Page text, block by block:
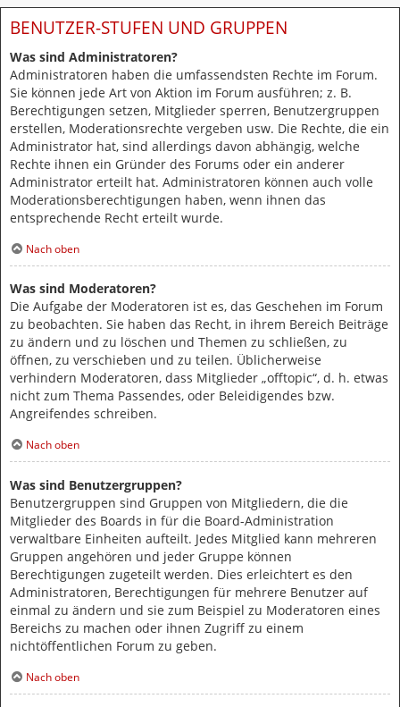
BENUTZER-STUFEN UND GRUPPEN
Was sind Administratoren?
Administratoren haben die umfassendsten Rechte im Forum.
Sie können jede Art von Aktion im Forum ausführen; z. B.
Berechtigungen setzen, Mitglieder sperren, Benutzergruppen
erstellen, Moderationsrechte vergeben usw. Die Rechte, die ein
Administrator hat, sind allerdings davon abhängig, welche
Rechte ihnen ein Gründer des Forums oder ein anderer
Administrator erteilt hat. Administratoren können auch volle
Moderationsberechtigungen haben, wenn ihnen das
entsprechende Recht erteilt wurde.
Nach oben
Was sind Moderatoren?
Die Aufgabe der Moderatoren ist es, das Geschehen im Forum
zu beobachten. Sie haben das Recht, in ihrem Bereich Beiträge
zu ändern und zu löschen und Themen zu schließen, zu
öffnen, zu verschieben und zu teilen. Üblicherweise
verhindern Moderatoren, dass Mitglieder „offtopic“, d. h. etwas
nicht zum Thema Passendes, oder Beleidigendes bzw.
Angreifendes schreiben.
Nach oben
Was sind Benutzergruppen?
Benutzergruppen sind Gruppen von Mitgliedern, die die
Mitglieder des Boards in für die Board-Administration
verwaltbare Einheiten aufteilt. Jedes Mitglied kann mehreren
Gruppen angehören und jeder Gruppe können
Berechtigungen zugeteilt werden. Dies erleichtert es den
Administratoren, Berechtigungen für mehrere Benutzer auf
einmal zu ändern und sie zum Beispiel zu Moderatoren eines
Bereichs zu machen oder ihnen Zugriff zu einem
nichtöffentlichen Forum zu geben.
Nach oben